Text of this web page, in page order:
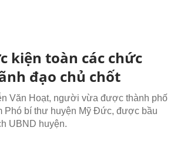
kiện toàn các chức
đạo chủ chốt
Văn Hoạt, người vừa được thành phố
Phó bí thư huyện Mỹ Đức, được bầu
UBND huyện.